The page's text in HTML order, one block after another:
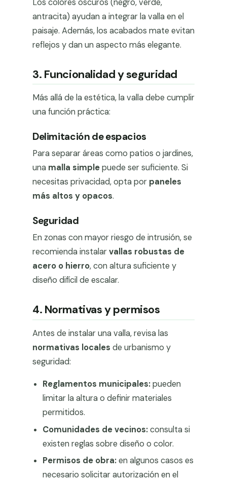
antracita) ayudan a integrar la valla en el
paisaje. Además, los acabados mate evitan
reflejos y dan un aspecto más elegante.
3. Funcionalidad y seguridad
Más allá de la estética, la valla debe cumplir
una función práctica:
Delimitación de espacios
Para separar áreas como patios o jardines,
una malla simplepuede ser suficiente. Si
necesitas privacidad, opta por paneles
más altos y opacos.
Seguridad
En zonas con mayor riesgo de intrusión, se
recomienda instalarvallas robustas de
acero o hierro, con altura suficiente y
diseño difícil de escalar.
4. Normativas y permisos
Antes de instalar una valla, revisa las
normativas locales de urbanismo y
seguridad:
Reglamentos municipales:pueden
limitar la altura o definir materiales
permitidos.
Comunidades de vecinos:consulta si
existen reglas sobre diseño o color.
Permisos de obra:en algunos casos es
necesario solicitar autorización en el